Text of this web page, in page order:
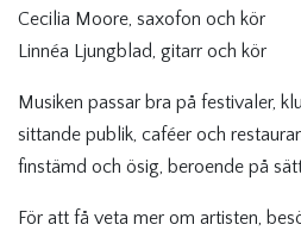
Cecilia Moore, saxofon och kör
Linnéa Ljungblad, gitarr och kör
Musiken passar bra på festivaler,
sittande publik, caféer och
finstämd och ösig, beroende på
För att få veta mer om artisten,